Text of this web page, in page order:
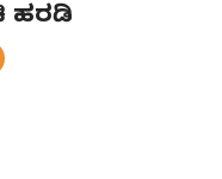
ಹರಡಿ